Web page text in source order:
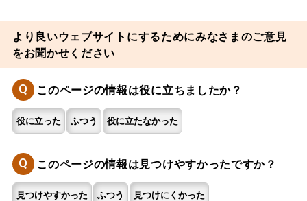
より良いウェブサイトにするためにみなさまのご意見
をお聞かせください
Q このページの情報は役に立ちましたか？
役に立った ふつう 役に立たなかった
Q このページの情報は見つけやすかったですか？
見つけやすかった ふつう 見つけにくかった